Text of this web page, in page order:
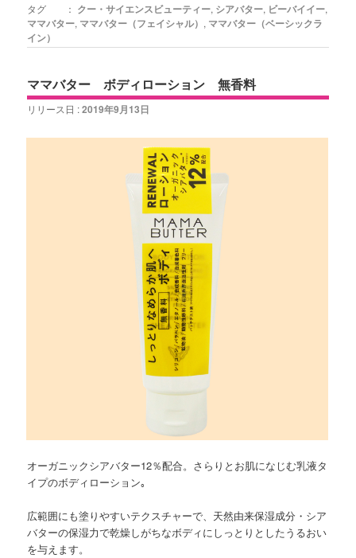
タグ ： クー・サイエンスビューティー, シアバター, ビーバイイー,
ママバター, ママバター（フェイシャル） , ママバター（ベーシックラ
イン）
ママバター ボディローション 無香料
リリース日 :2019年9月13日
オーガニックシアバター12％配合。さらりとお肌になじむ乳液タ
イプのボディローション｡
広範囲にも塗りやすいテクスチャーで、天然由来保湿成分・シア
バターの保湿力で乾燥しがちなボディにしっとりとしたうるおい
を与えます。